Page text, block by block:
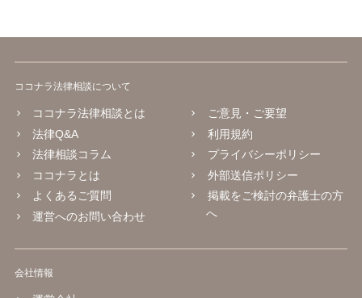
ココナラ法律相談について
ココナラ法律相談とは
法律Q&A
法律相談コラム
ココナラとは
よくあるご質問
運営へのお問い合わせ
ご意見・ご要望
利用規約
プライバシーポリシー
外部送信ポリシー
掲載をご検討の弁護士の方
へ
会社情報